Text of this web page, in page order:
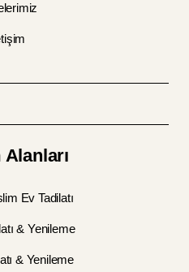
Ev Tadilatı
& Yenileme
& Yenileme